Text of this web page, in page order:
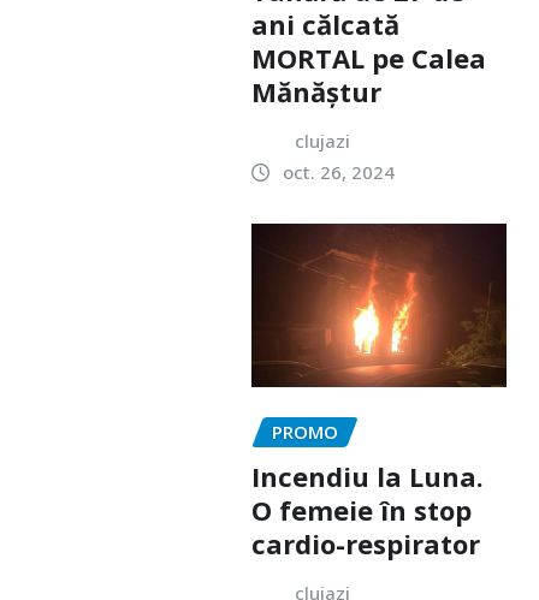
ani călcată
MORTAL pe Calea
Mănăștur
clujazi
oct. 26, 2024
PROMO
Incendiu la Luna.
O femeie în stop
cardio-respirator
clujazi